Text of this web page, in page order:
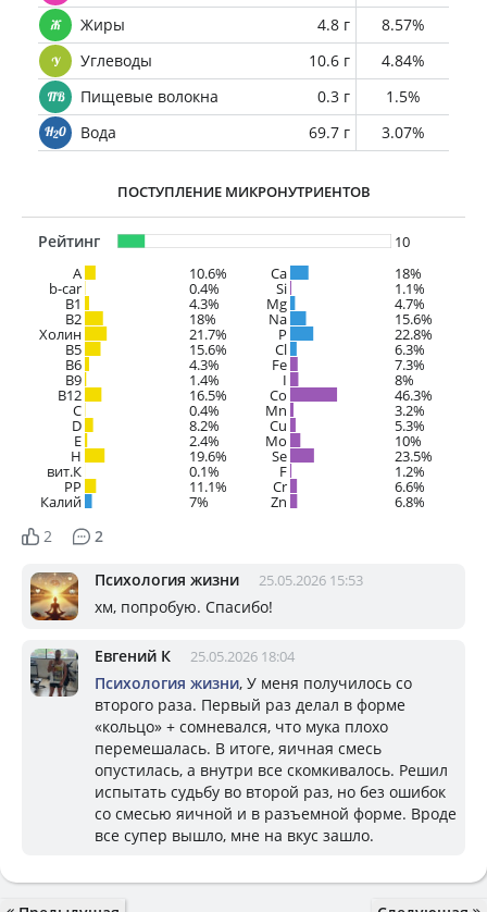
Жиры
4.8 г
8.57%
Углеводы
10.6 г
4.84%
Пищевые волокна
0.3 г
1.5%
Вода
69.7 г 3.07%
ПОСТУПЛЕНИЕ МИКРОНУТРИЕНТОВ
Рейтинг
10
A
10.6%
b-car 0.4%
В1 4.3%
B2 18%
Холин 21.7%
B5 15.6%
B6 4.3%
B9 1.4%
B12 16.5%
C 0.4%
D 8.2%
E 2.4%
H 19.6%
вит.К 0.1%
PP 11.1%
Калий 7%
Ca 18%
Si 1.1%
Mg 4.7%
Na 15.6%
P 22.8%
Cl 6.3%
Fe 7.3%
I 8%
Co 46.3%
Mn 3.2%
Cu 5.3%
Mo 10%
Se 23.5%
F 1.2%
Cr 6.6%
Zn 6.8%
2 2
Психология жизни 25.05.2026 15:53
хм, попробую. Спасибо!
Евгений К 25.05.2026 18:04
Психология жизни, У меня получилось со
второго раза. Первый раз делал в форме
«кольцо» + сомневался, что мука плохо
перемешалась. В итоге, яичная смесь
опустилась, а внутри все скомкивалось. Решил
испытать судьбу во второй раз, но без ошибок
со смесью яичной и в разъемной форме. Вроде
все супер вышло, мне на вкус зашло.